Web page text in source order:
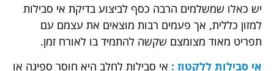
יש כאלו שמשלמים הרבה כסף לביצוע בדיקת אי סבילות
למזון כללית, אך פעמים רבות מוצאים את עצמם עם
תפריט מאוד מצומצם שקשה להתמיד בו לאורח זמן.
אי סבילות ללקטוז : אי סבילות לחלב היא חוסר ספיגה או